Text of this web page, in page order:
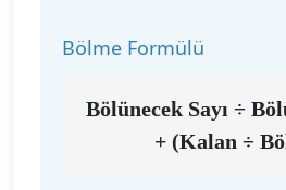
Bölme Formülü
Bölünecek Sayı ÷
+ (Kalan ÷